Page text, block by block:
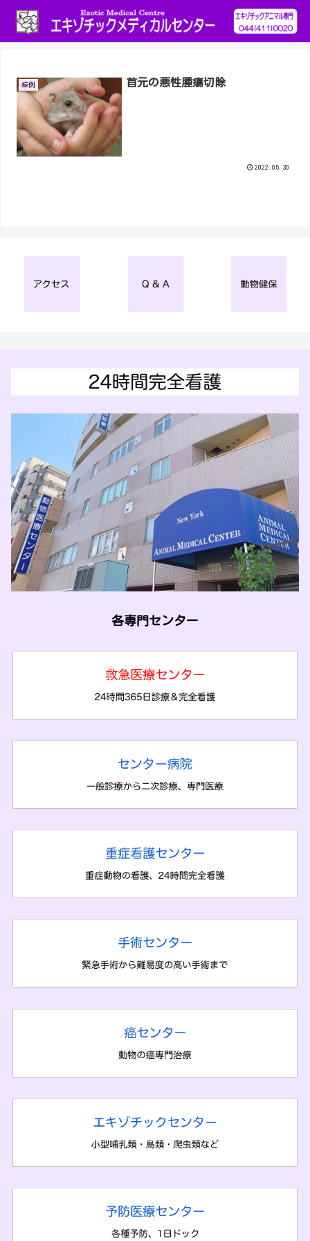
症例 首元の悪性腫瘍切除
2022.05.30
各専門センター